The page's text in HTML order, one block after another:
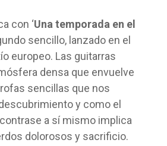
con ‘Una temporada en el
sencillo, lanzado en el
europeo. Las guitarras
densa que envuelve
sencillas que nos
y como el
a sí mismo implica
dolorosos y sacrificio.